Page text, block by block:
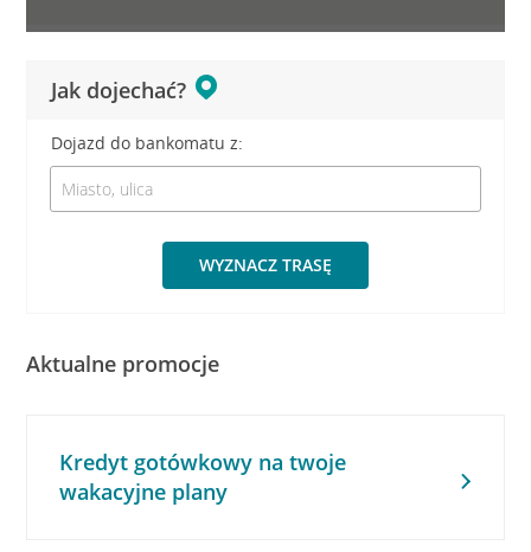
Jak dojechać?
Dojazd do bankomatu z:
WYZNACZ TRASĘ
Aktualne promocje
Kredyt gotówkowy na twoje
wakacyjne plany